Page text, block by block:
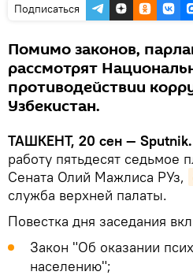
Подписаться
Помимо законов,
рассмотрят
противодействии
Узбекистан.
ТАШКЕНТ, 20 сен — Sputnik.
работу пятьдесят седьмое
Сената Олий Мажлиса РУз,
служба верхней палаты.
Повестка дня заседания
Закон "Об оказании
населению";